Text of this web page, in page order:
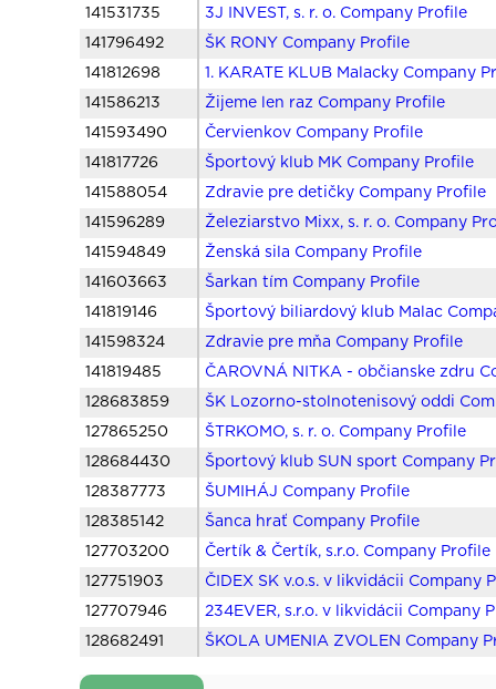
141531735
3J INVEST, s. r. o. Company Profile
141796492
ŠK RONY Company Profile
141812698
1. KARATE KLUB Malacky Company
141586213
Žijeme len raz Company Profile
141593490
Červienkov Company Profile
141817726
Športový klub MK Company Profile
141588054
Zdravie pre detičky Company Profile
141596289
Železiarstvo Mixx, s. r. o. Company
141594849
Ženská sila Company Profile
141603663
Šarkan tím Company Profile
141819146
Športový biliardový klub Malac
141598324
Zdravie pre mňa Company Profile
141819485
ČAROVNÁ NITKA - občianske zdru
128683859
ŠK Lozorno-stolnotenisový oddi
127865250
ŠTRKOMO, s. r. o. Company Profile
128684430
Športový klub SUN sport Company
128387773
ŠUMIHÁJ Company Profile
128385142
Šanca hrať Company Profile
127703200
Čertík & Čertík, s.r.o. Company Profile
127751903
ČIDEX SK v.o.s. v likvidácii Company
127707946
234EVER, s.r.o. v likvidácii Company
128682491
ŠKOLA UMENIA ZVOLEN Company